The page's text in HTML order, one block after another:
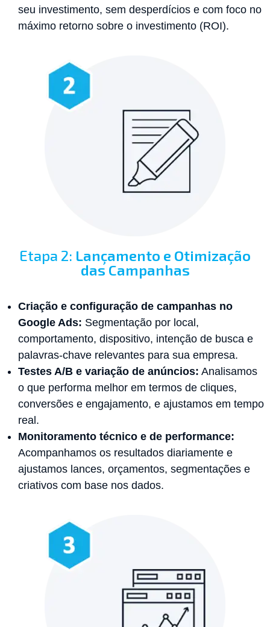
seu investimento, sem desperdícios e com foco no
máximo retorno sobre o investimento (ROI).
Etapa 2: Lançamento e Otimização
das Campanhas
Criação e configuração de campanhas no
Google Ads: Segmentação por local,
comportamento, dispositivo, intenção de busca e
palavras-chave relevantes para sua empresa.
Testes A/B e variação de anúncios: Analisamos
o que performa melhor em termos de cliques,
conversões e engajamento, e ajustamos em tempo
real.
Monitoramento técnico e de performance:
Acompanhamos os resultados diariamente e
ajustamos lances, orçamentos, segmentações e
criativos com base nos dados.